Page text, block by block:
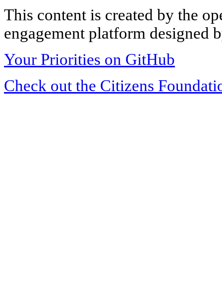
This content is created by the
engagement platform designed
Your Priorities on GitHub
Check out the Citizens